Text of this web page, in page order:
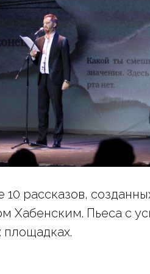
10 рассказов,
Хабенским. Пьеса с
площадках.